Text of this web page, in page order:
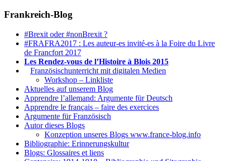
Frankreich-Blog
#Brexit oder #nonBrexit ?
#FRAFRA2017 : Les auteur-es invité-es à la Foire du Livre
de Francfort 2017
Les Rendez-vous de l’Histoire à Blois 2015
Französischunterricht mit digitalen Medien
Workshop – Linkliste
Aktuelles auf unserem Blog
Apprendre l’allemand: Argumente für Deutsch
Apprendre le français – faire des exercices
Argumente für Französisch
Autor dieses Blogs
Konzeption unseres Blogs www.france-blog.info
Bibliographie: Erinnerungskultur
Blogs: Glossaires et liens